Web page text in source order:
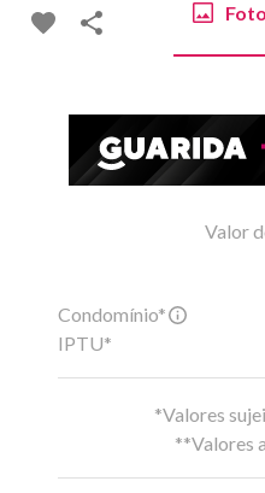
Valor
Condomínio*
IPTU*
*Valores
**Valores